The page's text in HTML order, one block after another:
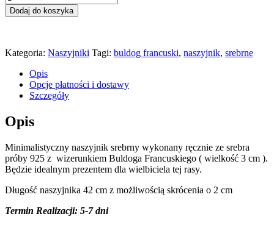
Dodaj do koszyka
Kategoria: Naszyjniki Tagi: buldog francuski, naszyjnik, srebrne
Opis
Opcje płatności i dostawy
Szczegóły
Opis
Minimalistyczny naszyjnik srebrny wykonany ręcznie ze srebra
próby 925 z wizerunkiem Buldoga Francuskiego ( wielkość 3 cm ).
Będzie idealnym prezentem dla wielbiciela tej rasy.
Długość naszyjnika 42 cm z możliwością skrócenia o 2 cm
Termin Realizacji: 5-7 dni